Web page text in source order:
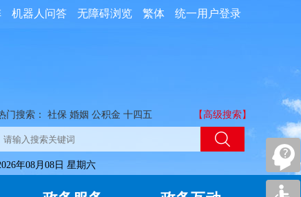
统一用户登录
繁体
无障碍浏览
机器人问答
门搜索： 社保 婚姻 公积金 十四五 【高级搜索】
年08月08日 星期六